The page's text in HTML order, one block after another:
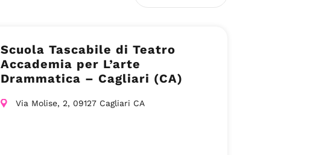
Scuola Tascabile di Teatro
Accademia per L’arte
Drammatica – Cagliari (CA)
Via Molise, 2, 09127 Cagliari CA